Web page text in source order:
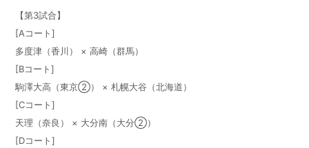
【第3試合】
[Aコート]
多度津（香川） × 高崎（群馬）
[Bコート]
駒澤大高（東京②） × 札幌大谷（北海道）
[Cコート]
天理（奈良） × 大分南（大分②）
[Dコート]